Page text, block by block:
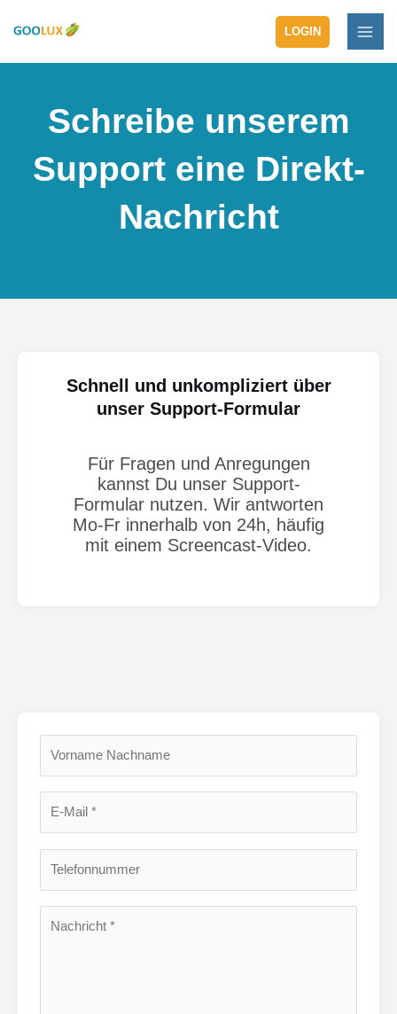
Inhalt
LOGIN
Schreibe unserem
Support eine Direkt-
Nachricht
Schnell und unkompliziert über
unser Support-Formular
Für Fragen und Anregungen
kannst Du unser Support-
Formular nutzen. Wir antworten
Mo-Fr innerhalb von 24h, häufig
mit einem Screencast-Video.